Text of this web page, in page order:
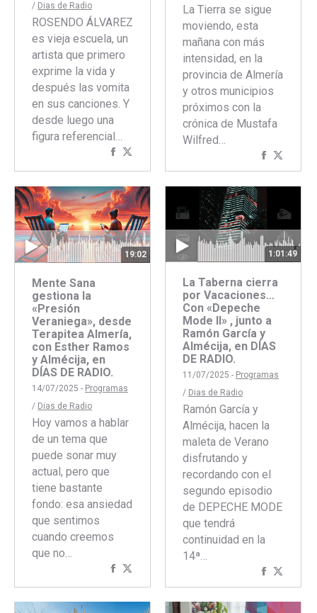
/ Dias de Radio
ROSENDO ÁLVAREZ
es vieja escuela, un
artista que primero
exprime la vida y
después las vomita
en sus canciones. Y
desde luego una
figura referencial…
Compartir
con
Facebook
con
Twitter
La Tierra se sigue
moviendo, esta
mañana con más
intensidad, en la
provincia de Almería
y otros municipios
próximos con la
crónica de Mustafa
Wilfred…
Compartir
concon
19:02
Mente Sana
gestiona la
«Presión
Veraniega», desde
Terapitea Almería,
con Esther Ramos
y Almécija, en
DÍAS DE RADIO.
14/07/2025 - Programas
/ Dias de Radio
Hoy vamos a hablar
de un tema que
puede sonar muy
actual, pero que
tiene bastante
fondo: esa ansiedad
que sentimos
cuando creemos
que no…
Compartir
con
Facebook
con
Twitter
1:01:49
La Taberna cierra
por Vacaciones…
Con «Depeche
Mode II» , junto a
Ramón García y
Almécija, en DÍAS
DE RADIO.
11/07/2025 - Programas
/ Dias de Radio
Ramón García y
Almécija, hacen la
maleta de Verano
disfrutando y
recordando con el
segundo episodio
de DEPECHE MODE
que tendrá
continuidad en la
14ª…
Compartir
concon